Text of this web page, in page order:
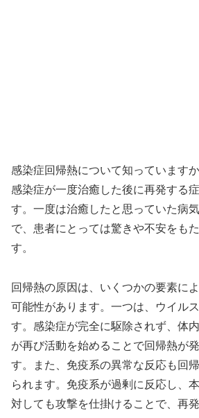
感染症回帰熱について知っています
感染症が一度治癒した後に再発する
す。一度は治癒したと思っていた病
で、患者にとっては驚きや不安をも
す。
回帰熱の原因は、いくつかの要素に
可能性があります。一つは、ウイル
す。感染症が完全に駆除されず、体
が再び活動を始めることで回帰熱が
す。また、免疫系の異常な反応も回
られます。免疫系が過剰に反応し、
対しても攻撃を仕掛けることで、再